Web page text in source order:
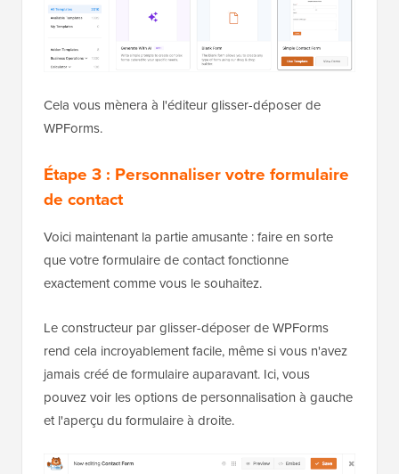
Cela vous mènera à l'éditeur glisser-déposer de
WPForms.
Étape 3 : Personnaliser votre formulaire
de contact
Voici maintenant la partie amusante : faire en sorte
que votre formulaire de contact fonctionne
exactement comme vous le souhaitez.
Le constructeur par glisser-déposer de WPForms
rend cela incroyablement facile, même si vous n'avez
jamais créé de formulaire auparavant. Ici, vous
pouvez voir les options de personnalisation à gauche
et l'aperçu du formulaire à droite.